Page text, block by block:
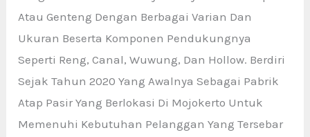
Atau Genteng Dengan Berbagai Varian Dan
Ukuran Beserta Komponen Pendukungnya
Seperti Reng, Canal, Wuwung, Dan Hollow. Berdiri
Sejak Tahun 2020 Yang Awalnya Sebagai Pabrik
Atap Pasir Yang Berlokasi Di Mojokerto Untuk
Memenuhi Kebutuhan Pelanggan Yang Tersebar